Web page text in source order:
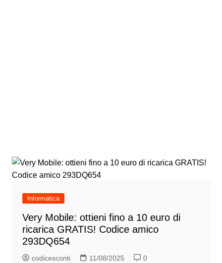
Informatica
Very Mobile: ottieni fino a 10 euro di
ricarica GRATIS! Codice amico
293DQ654
codicesconti 11/08/2025 0